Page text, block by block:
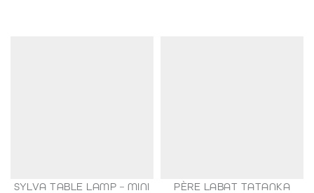
SYLVA TABLE LAMP – MINI
PÈRE LABAT TATANKA